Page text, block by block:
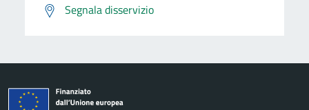
Segnala disservizio